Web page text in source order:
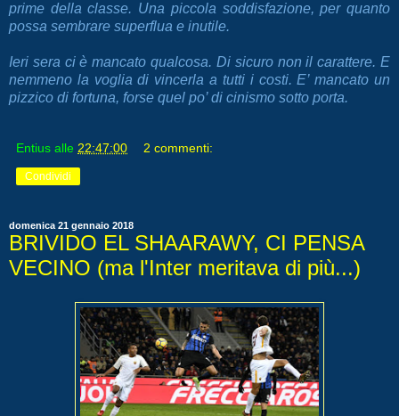
prime della classe. Una piccola soddisfazione, per quanto
possa sembrare superflua e inutile.
Ieri sera ci è mancato qualcosa. Di sicuro non il carattere. E
nemmeno la voglia di vincerla a tutti i costi. E’ mancato un
pizzico di fortuna, forse quel po’ di cinismo sotto porta.
Entius alle 22:47:00 2 commenti:
Condividi
domenica 21 gennaio 2018
BRIVIDO EL SHAARAWY, CI PENSA
VECINO (ma l'Inter meritava di più...)